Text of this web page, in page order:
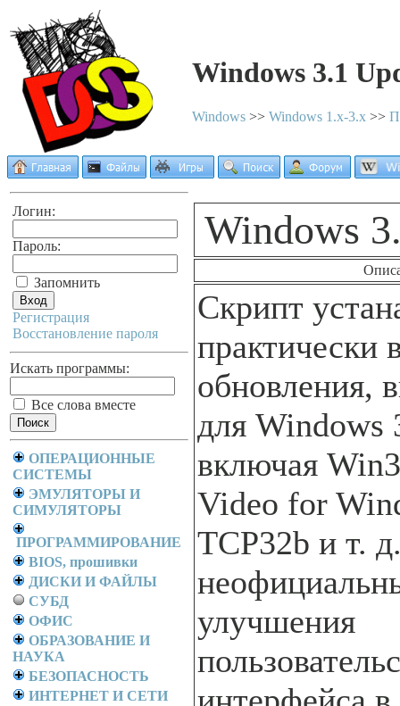
Windows 3.1
Windows >> Windows 1.x-3.x >>
Логин:
Пароль:
Запомнить
Регистрация
Восстановление пароля
Искать программы:
Все слова вместе
ОПЕРАЦИОННЫЕ
СИСТЕМЫ
ЭМУЛЯТОРЫ И
СИМУЛЯТОРЫ
ПРОГРАММИРОВАНИЕ
BIOS, прошивки
ДИСКИ И ФАЙЛЫ
СУБД
ОФИС
ОБРАЗОВАНИЕ И
НАУКА
БЕЗОПАСНОСТЬ
ИНТЕРНЕТ И СЕТИ
Windows
Скрипт
практически
обновления,
для Windows
включая
Video for
TCP32b и т.
улучшения